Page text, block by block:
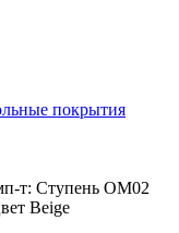
покрытия
т: Ступень OM02
Beige